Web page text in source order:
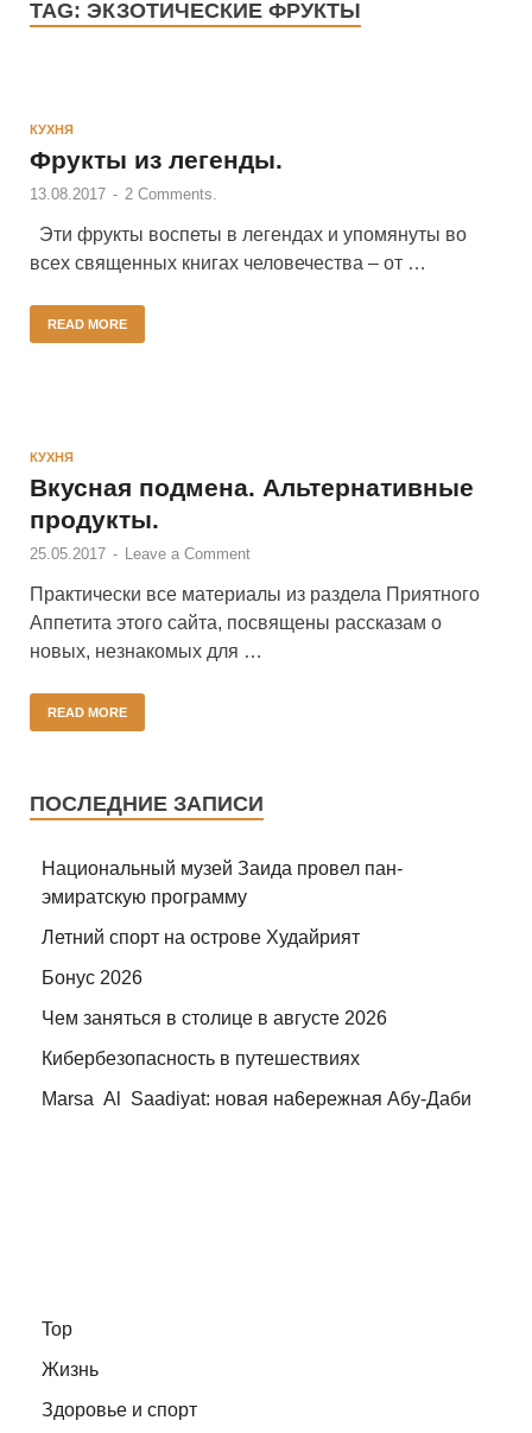
TAG: ЭКЗОТИЧЕСКИЕ ФРУКТЫ
КУХНЯ
Фрукты из легенды.
13.08.2017 - 2 Comments.
Эти фрукты воспеты в легендах и упомянуты во
всех священных книгах человечества – от …
READ MORE
КУХНЯ
Вкусная подмена. Альтернативные
продукты.
25.05.2017 - Leave a Comment
Практически все материалы из раздела Приятного
Аппетита этого сайта, посвящены рассказам о
новых, незнакомых для …
READ MORE
ПОСЛЕДНИЕ ЗАПИСИ
Национальный музей Заида провел пан-
эмиратскую программу
Летний спорт на острове Худайрият
Бонус 2026
Чем заняться в столице в августе 2026
Кибербезопасность в путешествиях
Marsa Al Saadiyat: новая на6ережная Абу-Даби
Top
Жизнь
Здоровье и спорт